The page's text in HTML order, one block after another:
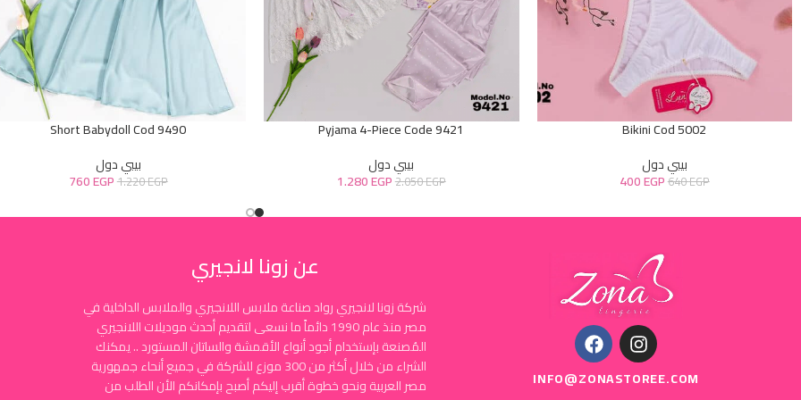
Bikini Cod 5002
بيبي دول
640EGP
400EGP
Pyjama 4-Piece Code 9421
بيبي دول
2.050EGP
1.280EGP
Short Babydoll Cod 9490
بيبي دول
1.220EGP
760EGP
INFO@ZONASTOREE.COM
عن زونا لانجيري
شركة زونا لانجيري رواد صناعة ملابس اللانجيري والملابس الداخلية في
مصر منذ عام 1990 دائماً ما نسعى لتقديم أحدث موديلات اللانجيري
المُصنعة بإستخدام أجود أنواع الأقمشة والساتان المستورد .. يمكنك
الشراء من خلال أكثر من 300 موزع للشركة في جميع أنحاء جمهورية
مصر العربية ونحو خطوة أقرب إليكم أصبح بإمكانكم الأن الطلب من